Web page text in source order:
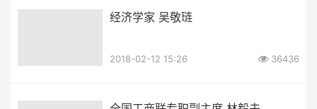
经济学家 吴敬琏
2018-02-12 15:26 36436